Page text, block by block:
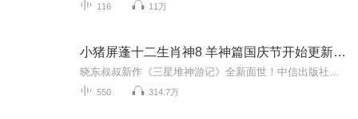
116 11万
小猪屏蓬十二生肖神8 羊神篇国庆节开始更新啦！
550 314.7万